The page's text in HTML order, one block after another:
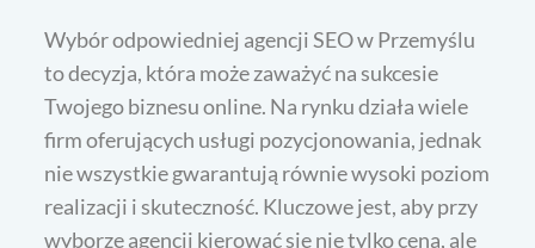
Wybór odpowiedniej agencji SEO w Przemyślu
to decyzja, która może zaważyć na sukcesie
Twojego biznesu online. Na rynku działa wiele
firm oferujących usługi pozycjonowania, jednak
nie wszystkie gwarantują równie wysoki poziom
realizacji i skuteczność. Kluczowe jest, aby przy
wyborze agencji kierować się nie tylko ceną, ale